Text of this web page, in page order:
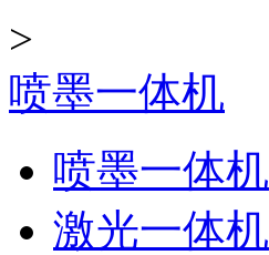
>
喷墨一体机
喷墨一体机
激光一体机